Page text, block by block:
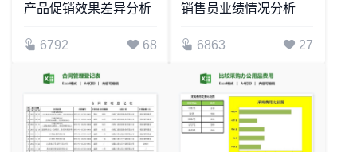
产品促销效果差异分析
6792 68
销售员业绩情况分析
6863 27